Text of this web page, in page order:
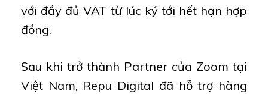
với đầy đủ VAT từ lúc ký tới hết hạn hợp
đồng.
Sau khi trở thành Partner của Zoom tại
Việt Nam, Repu Digital đã hỗ trợ hàng